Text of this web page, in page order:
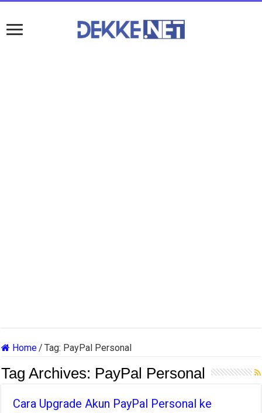
Home/ Tag: PayPal Personal
Tag Archives: PayPal Personal
Cara Upgrade Akun PayPal Personal ke